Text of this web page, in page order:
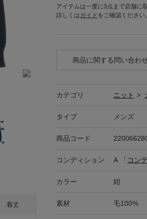
着丈
アイテムは一度に3点まで店舗に
詳しくはガイド をご確認ください。
商品に関する問い合わ
カテゴリ ニット >
タイプ メンズ
商品コード
コンディション A 「 コン
カラー 紺
素材 毛100%